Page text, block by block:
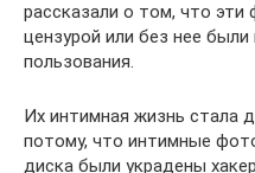
рассказали о том, что
цензурой или без нее
пользования.
Их интимная жизнь стала
потому, что интимные
диска были украдены